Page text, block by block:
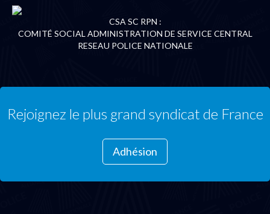
CSA SC RPN :
COMITÉ SOCIAL ADMINISTRATION DE SERVICE CENTRAL
RESEAU POLICE NATIONALE
Rejoignez le plus grand syndicat de France
Adhésion